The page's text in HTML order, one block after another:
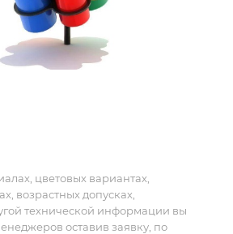
цветовых вариантах,
возрастных допусках,
технической информации вы
оставив заявку, по